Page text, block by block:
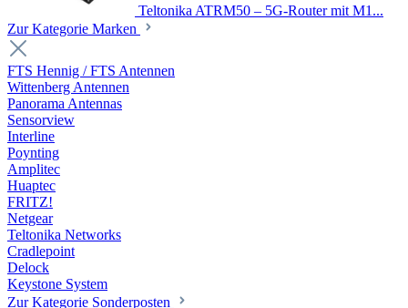
Teltonika ATRM50 – 5G-Router mit M1...
Zur Kategorie Marken
FTS Hennig / FTS Antennen
Wittenberg Antennen
Panorama Antennas
Sensorview
Interline
Poynting
Amplitec
Huaptec
FRITZ!
Netgear
Teltonika Networks
Cradlepoint
Delock
Keystone System
Zur Kategorie Sonderposten